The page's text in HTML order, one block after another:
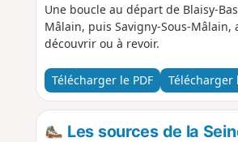
Une boucle au départ de Blaisy-
Mâlain, puis Savigny-Sous-
découvrir ou à revoir.
Télécharger le PDF Télécharger
Les sources de la